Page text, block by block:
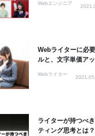
Webエンジニア
Webライターに必
ルと、文字単価ア
Webライター
ライターが持つべ
ティング思考とは